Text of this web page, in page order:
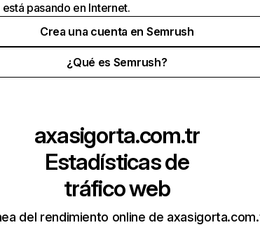
pasando en Internet.
Crea una cuenta en Semrush
¿Qué es Semrush?
axasigorta.com.tr
Estadísticas de
tráfico web
del rendimiento online de